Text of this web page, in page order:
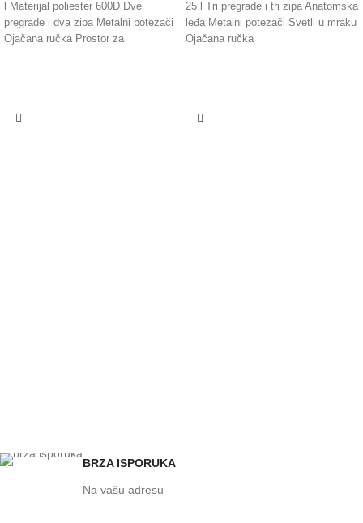
l Materijal poliester 600D Dve
pregrade i dva zipa Metalni potezači
Ojačana ručka Prostor za
25 l Tri pregrade i tri zipa Anatomska
leđa Metalni potezači Svetli u mraku
Ojačana ručka
BRZA ISPORUKA
Na vašu adresu